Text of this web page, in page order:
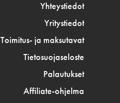
Yhteystiedot
Yritystiedot
Toimitus- ja maksutavat
Tietosuojaseloste
Palautukset
Affiliate-ohjelma